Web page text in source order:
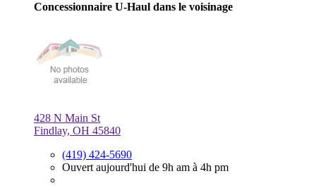
Concessionnaire U-Haul dans le voisinage
428 N Main St
Findlay, OH 45840
(419) 424-5690
Ouvert aujourd'hui de 9h am à 4h pm